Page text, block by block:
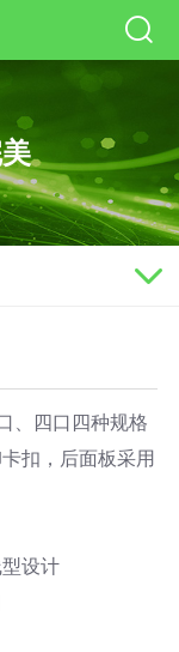
、四口四种规格
扣，后面板采用
设计